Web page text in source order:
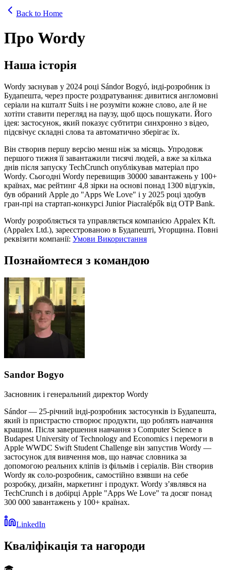
Back to Home
Про Wordy
Наша історія
Wordy заснував у 2024 році Sándor Bogyó, інді-розробник із
Будапешта, через просте роздратування: дивитися англомовні
серіали на кшталт Suits і не розуміти кожне слово, але й не
хотіти ставити перегляд на паузу, щоб щось пошукати. Його
ідея: застосунок, який показує субтитри синхронно з відео,
підсвічує складні слова та автоматично зберігає їх.
Він створив першу версію менш ніж за місяць. Упродовж
першого тижня її завантажили тисячі людей, а вже за кілька
днів після запуску TechCrunch опублікував матеріал про
Wordy. Сьогодні Wordy перевищив 30000 завантажень у 100+
країнах, має рейтинг 4,8 зірки на основі понад 1300 відгуків,
був обраний Apple до "Apps We Love" і у 2025 році здобув
гран-прі на стартап-конкурсі Junior Piacralépők від OTP Bank.
Wordy розробляється та управляється компанією Appalex Kft.
(Appalex Ltd.), зареєстрованою в Будапешті, Угорщина. Повні
реквізити компанії: Умови Використання
Познайомтеся з командою
Sandor Bogyo
Засновник і генеральний директор Wordy
Sándor — 25-річний інді-розробник застосунків із Будапешта,
який із пристрастю створює продукти, що роблять навчання
кращим. Після завершення навчання з Computer Science в
Budapest University of Technology and Economics і перемоги в
Apple WWDC Swift Student Challenge він запустив Wordy —
застосунок для вивчення мов, що навчає словника за
допомогою реальних кліпів із фільмів і серіалів. Він створив
Wordy як соло-розробник, самостійно взявши на себе
розробку, дизайн, маркетинг і продукт. Wordy з’являвся на
TechCrunch і в добірці Apple "Apps We Love" та досяг понад
300 000 завантажень у 100+ країнах.
LinkedIn
Кваліфікація та нагороди